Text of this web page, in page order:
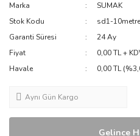
Marka
SUMAK
Stok Kodu
sd1-10metre
Garanti Süresi
24 Ay
Fiyat
0,00 TL +
Havale
0,00 TL
Aynı Gün Kargo
Gelince